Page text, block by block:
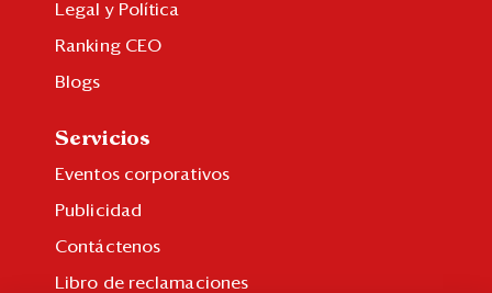
Legal y Política
Ranking CEO
Blogs
Servicios
Eventos corporativos
Publicidad
Contáctenos
Libro de reclamaciones